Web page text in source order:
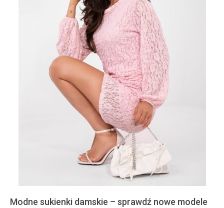
Modne sukienki damskie – sprawdź nowe modele